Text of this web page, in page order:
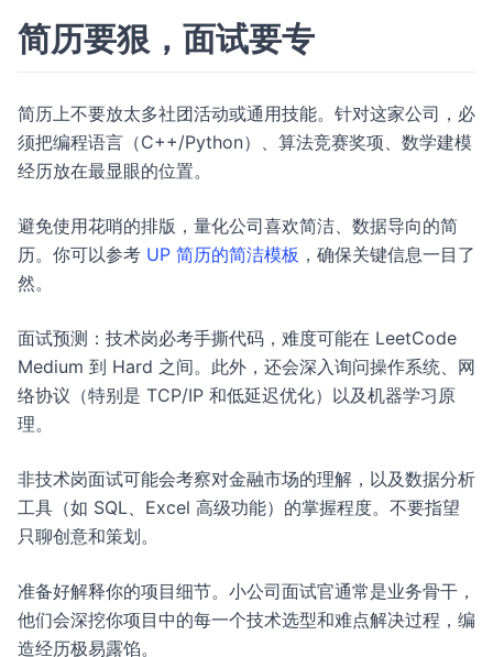
简历要狠，面试要专
简历上不要放太多社团活动或通用技能。针对这家公司，必
须把编程语言（C++/Python）、算法竞赛奖项、数学建模
经历放在最显眼的位置。
避免使用花哨的排版，量化公司喜欢简洁、数据导向的简
历。你可以参考 UP 简历的简洁模板 ，确保关键信息一目了
然。
面试预测：技术岗必考手撕代码，难度可能在 LeetCode
Medium 到 Hard 之间。此外，还会深入询问操作系统、网
络协议（特别是 TCP/IP 和低延迟优化）以及机器学习原
理。
非技术岗面试可能会考察对金融市场的理解，以及数据分析
工具（如 SQL、Excel 高级功能）的掌握程度。不要指望
只聊创意和策划。
准备好解释你的项目细节。小公司面试官通常是业务骨干，
他们会深挖你项目中的每一个技术选型和难点解决过程，编
造经历极易露馅。